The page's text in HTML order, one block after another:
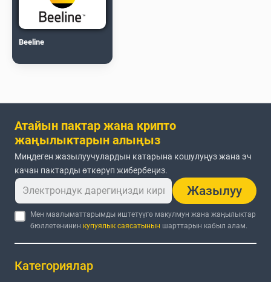
Beeline
Атайын пактар жана крипто
жаңылыктарын алыңыз
Миңдеген жазылуучулардын катарына кошулуңуз жана эч
качан пактарды өткөрүп жибербеңиз.
Жазылуу
Мен маалыматтарымды иштетүүгө макулмун жана жаңылыктар
бюллетенинин купуялык саясатынын шарттарын кабыл алам.
Категориялар